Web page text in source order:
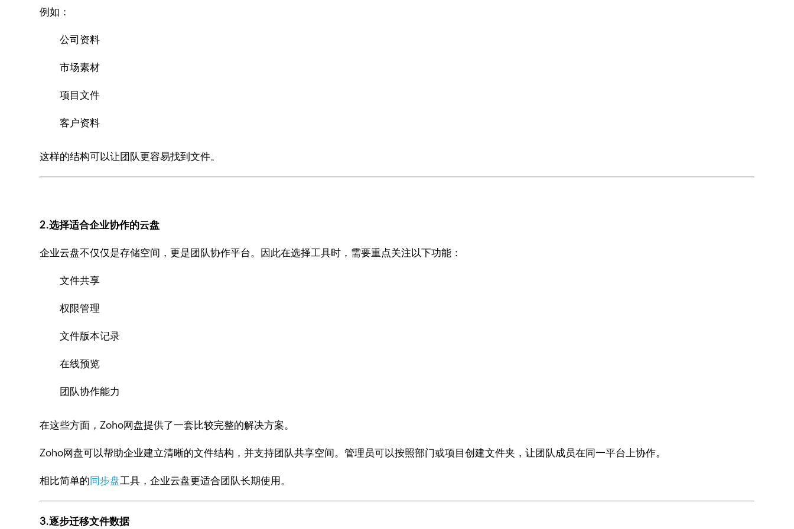
例如：
公司资料
市场素材
项目文件
客户资料
这样的结构可以让团队更容易找到文件。
2.选择适合企业协作的云盘
企业云盘不仅仅是存储空间，更是团队协作平台。因此在选择工具时，需要重点关注以下功能：
文件共享
权限管理
文件版本记录
在线预览
团队协作能力
在这些方面，Zoho网盘提供了一套比较完整的解决方案。
Zoho网盘可以帮助企业建立清晰的文件结构，并支持团队共享空间。管理员可以按照部门或项目创建文件夹，让团队成员在同一平台上协作。
相比简单的同步盘工具，企业云盘更适合团队长期使用。
3.逐步迁移文件数据